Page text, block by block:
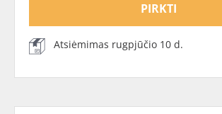
PIRKTI
Atsiėmimas rugpjūčio 10 d.